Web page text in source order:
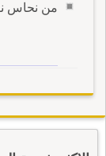
من نحاس